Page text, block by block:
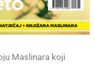
Maslinara koji